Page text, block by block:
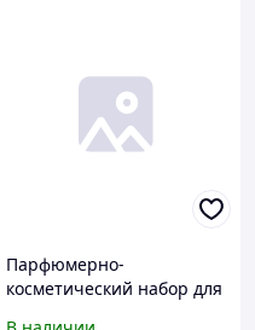
Парфюмерно-
косметический набор для